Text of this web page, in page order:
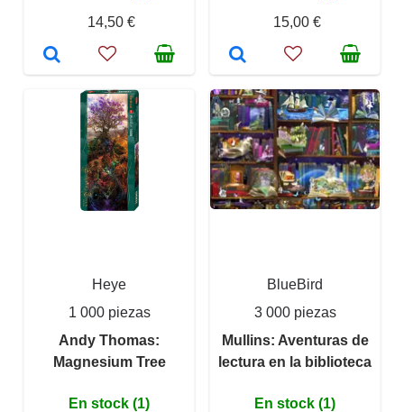
14,50 €
15,00 €
Heye
1 000 piezas
Andy Thomas:
Magnesium Tree
En stock (1)
BlueBird
3 000 piezas
Mullins: Aventuras de
lectura en la biblioteca
En stock (1)